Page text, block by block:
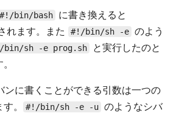
#!/bin/bash に書き換えると
れます。また #!/bin/sh -e のよう
/bin/sh -e prog.sh
と実行したのと
ンに書くことができる引数は一つの
。
#!/bin/sh -e -u のようなシバ